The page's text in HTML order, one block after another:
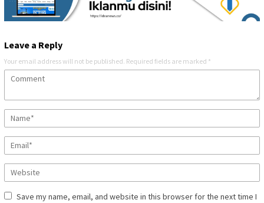
Leave a Reply
Your email address will not be published. Required fields are marked *
Save my name, email, and website in this browser for the next time I